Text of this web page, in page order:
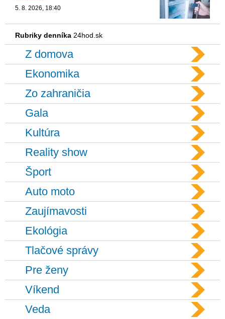
5. 8. 2026, 18:40
Rubriky denníka 24hod.sk
Z domova
Ekonomika
Zo zahraničia
Gala
Kultúra
Reality show
Šport
Auto moto
Zaujímavosti
Ekológia
Tlačové správy
Pre ženy
Víkend
Veda